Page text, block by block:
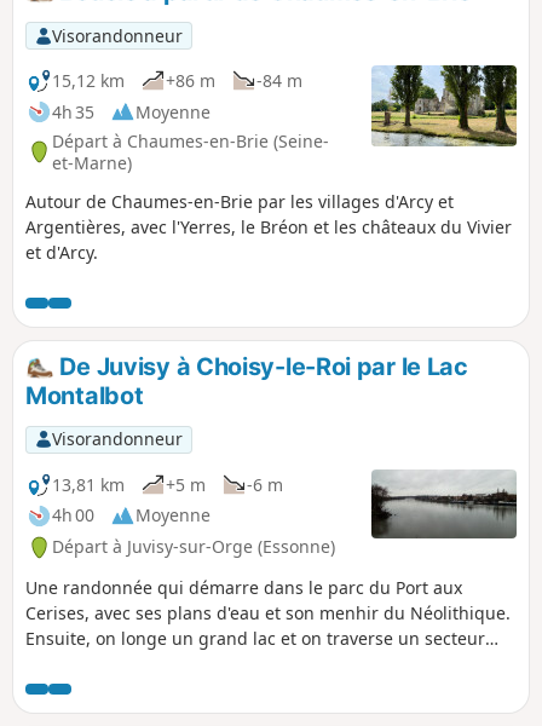
Visorandonneur
15,12 km
+86 m
-84 m
4h 35
Moyenne
Départ à Chaumes-en-Brie (Seine-
et-Marne)
Autour de Chaumes-en-Brie par les villages d'Arcy et
Argentières, avec l'Yerres, le Bréon et les châteaux du Vivier
et d'Arcy.
De Juvisy à Choisy-le-Roi par le Lac
Montalbot
Visorandonneur
13,81 km
+5 m
-6 m
4h 00
Moyenne
Départ à Juvisy-sur-Orge (Essonne)
Une randonnée qui démarre dans le parc du Port aux
Cerises, avec ses plans d'eau et son menhir du Néolithique.
Ensuite, on longe un grand lac et on traverse un secteur
essentiellement sur le chemin de halage le long de la Seine.